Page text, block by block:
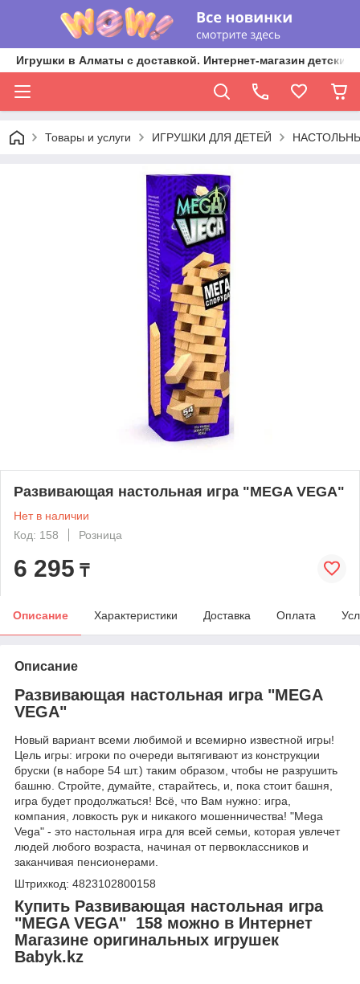
Игрушки в Алматы с доставкой. Интернет-магазин
Товары и услуги ИГРУШКИ ДЛЯ ДЕТЕЙ
Развивающая настольная игра "МEGA VEGA"
Нет в наличии
Код: 158
Розница
6 295 ₸
Описание Характеристики Доставка Оплата
Описание
Развивающая настольная игра "МEGA
VEGA"
Новый вариант всеми любимой и всемирно известной игры!
Цель игры: игроки по очереди вытягивают из конструкции
бруски (в наборе 54 шт.) таким образом, чтобы не разрушить
башню. Стройте, думайте, старайтесь, и, пока стоит башня,
игра будет продолжаться! Всё, что Вам нужно: игра,
компания, ловкость рук и никакого мошенничества! "Mega
Vega" - это настольная игра для всей семьи, которая увлечет
людей любого возраста, начиная от первоклассников и
заканчивая пенсионерами.
Штрихкод: 4823102800158
Купить Развивающая настольная игра
"МEGA VEGA" 158 можно в Интернет
Магазине оригинальных игрушек
Babyk.kz